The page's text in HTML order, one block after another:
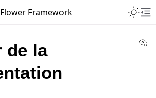
sidebar
Flower Framework
de la